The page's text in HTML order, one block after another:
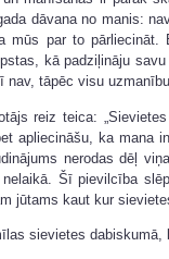
dāvana no manis:
mūs par to
kā padziļināju
nav, tāpēc visu
reiz teica:
apliecināšu, ka mana
nerodas dēļ
Šī pievilcība
jūtams kaut kur
sievietes dabiskumā,